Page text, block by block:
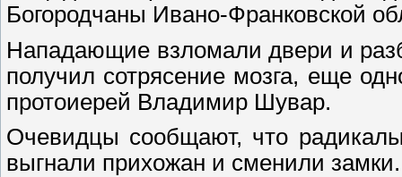
Богородчаны Ивано-Франковской
Нападающие взломали двери и
получил сотрясение мозга, еще
протоиерей Владимир Шувар.
Очевидцы сообщают, что
выгнали прихожан и сменили замки.